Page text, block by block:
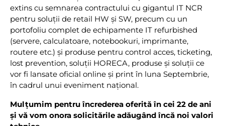
extins cu semnarea contractului cu gigantul IT NCR
pentru soluţii de retail HW şi SW, precum cu un
portofoliu complet de echipamente IT refurbished
(servere, calculatoare, notebookuri, imprimante,
routere etc.) şi produse pentru control acces, ticketing,
lost prevention, soluţii HORECA, produse şi soluţii ce
vor fi lansate oficial online şi print în luna Septembrie,
în cadrul unui eveniment naţional.
Mulţumim pentru încrederea oferită în cei 22 de ani
şi vă vom onora solicitările adăugând încă noi valori